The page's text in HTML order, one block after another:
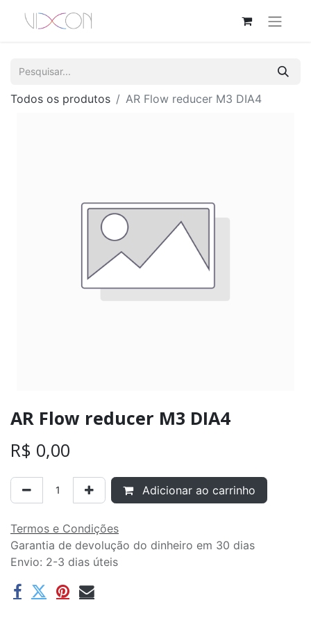
Todos os produtos AR Flow reducer M3 DIA4
AR Flow reducer M3 DIA4
R$ 0,00
Adicionar ao carrinho
Termos e Condições
Garantia de devolução do dinheiro em 30 dias
Envio: 2-3 dias úteis